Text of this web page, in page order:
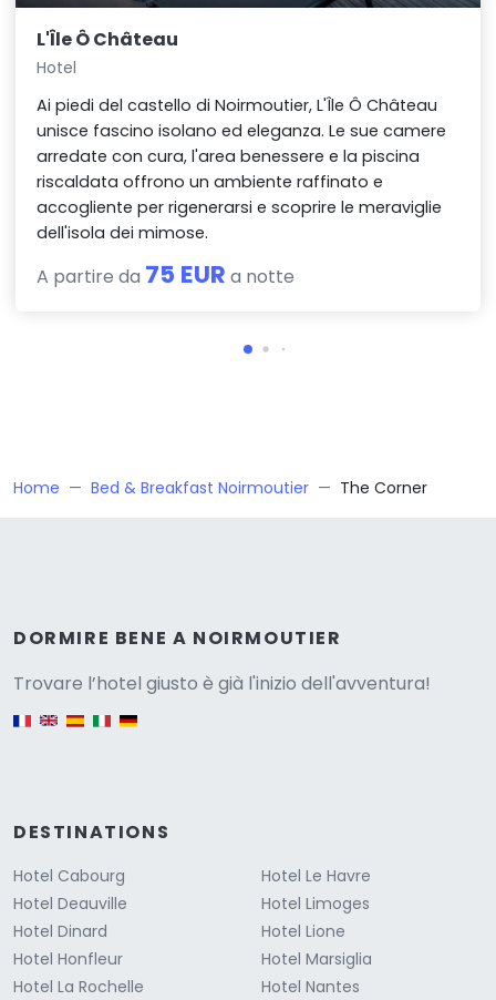
L'Île Ô Château
Hotel
Ai piedi del castello di Noirmoutier, L'Île Ô Château
unisce fascino isolano ed eleganza. Le sue camere
arredate con cura, l'area benessere e la piscina
riscaldata offrono un ambiente raffinato e
accogliente per rigenerarsi e scoprire le meraviglie
dell'isola dei mimose.
A partire da 75 EUR a notte
Home Bed & Breakfast Noirmoutier The Corner
DORMIRE BENE A NOIRMOUTIER
Trovare l’hotel giusto è già l'inizio dell'avventura!
English version
DESTINATIONS
Hotel Cabourg
Hotel Deauville
Hotel Dinard
Hotel Honfleur
Hotel La Rochelle
Hotel Le Havre
Hotel Limoges
Hotel Lione
Hotel Marsiglia
Hotel Nantes